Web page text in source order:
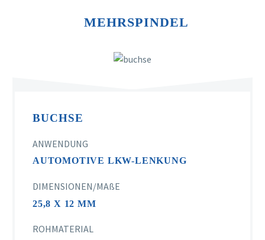
MEHRSPINDEL
BUCHSE
ANWENDUNG
AUTOMOTIVE LKW-LENKUNG
DIMENSIONEN/MAßE
25,8 X 12 MM
ROHMATERIAL